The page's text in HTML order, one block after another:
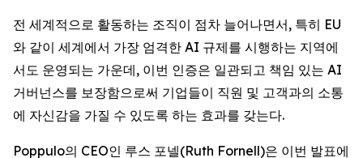
전 세계적으로 활동하는 조직이 점차 늘어나면서, 특히 EU
와 같이 세계에서 가장 엄격한 AI 규제를 시행하는 지역에
서도 운영되는 가운데, 이번 인증은 일관되고 책임 있는 AI
거버넌스를 보장함으로써 기업들이 직원 및 고객과의 소통
에 자신감을 가질 수 있도록 하는 효과를 갖는다.
Poppulo의 CEO인 루스 포넬(Ruth Fornell)은 이번 발표에